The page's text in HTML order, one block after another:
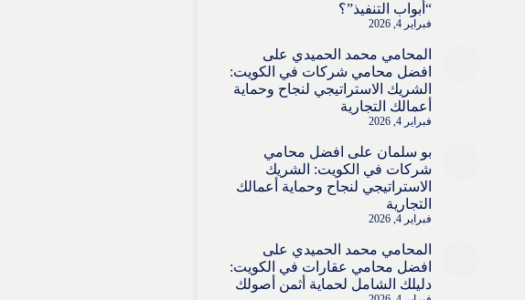
“أبواب التنفيذ”؟
فبراير 4, 2026
المحامي محمد الحميدي على
افضل محامي شركات في الكويت:
الشريك الاستراتيجي لنجاح وحماية
أعمالك التجارية
فبراير 4, 2026
بو سلمان على افضل محامي
شركات في الكويت: الشريك
الاستراتيجي لنجاح وحماية أعمالك
التجارية
فبراير 4, 2026
المحامي محمد الحميدي على
افضل محامي عقارات في الكويت:
دليلك الشامل لحماية أثمن أصولك